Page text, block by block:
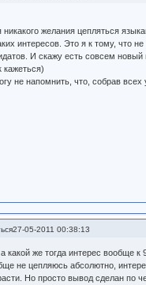
желания цепляться
интересов. Это я к тому, что
И скажу есть совсем
кажеться)
не напомнить, что, собрав
27-05-2011 00:38:13
, а какой же тогда интерес вообще
не цепляюсь абсолютно,
Но просто вывод сделан по